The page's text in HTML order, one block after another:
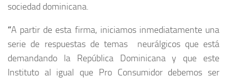
sociedad dominicana.
“A partir de esta firma, iniciamos inmediatamente una
serie de respuestas de temas neurálgicos que está
demandando la República Dominicana y que este
Instituto al igual que Pro Consumidor debemos ser